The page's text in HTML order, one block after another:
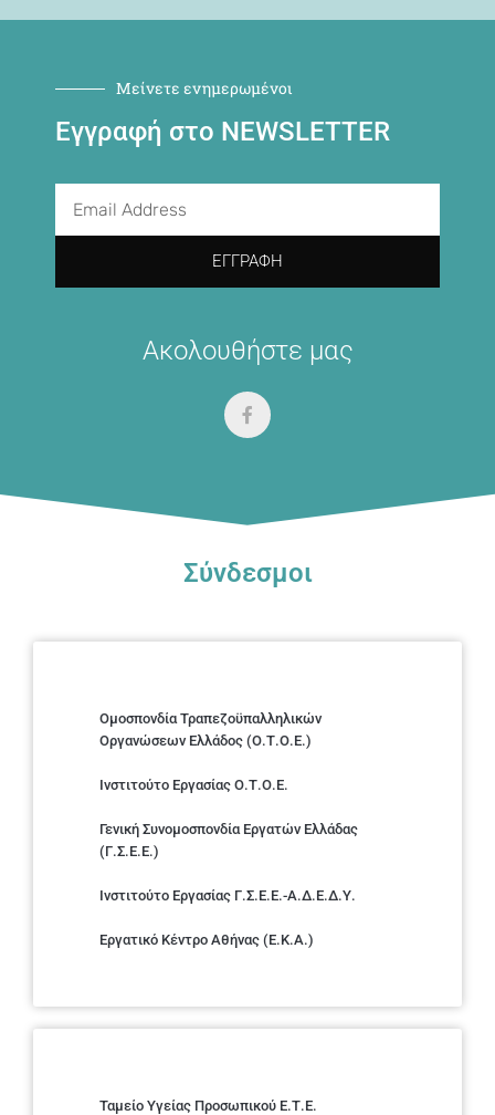
Μείνετε ενημερωμένοι
Εγγραφή στο NEWSLETTER
ΕΓΓΡΑΦΉ
Ακολουθήστε μας
Σύνδεσμοι
Ομοσπονδία Τραπεζοϋπαλληλικών
Οργανώσεων Ελλάδος (Ο.Τ.Ο.Ε.)
Ινστιτούτο Εργασίας Ο.Τ.Ο.Ε.
Γενική Συνομοσπονδία Εργατών Ελλάδας
(Γ.Σ.Ε.Ε.)
Ινστιτούτο Εργασίας Γ.Σ.Ε.Ε.-Α.Δ.Ε.Δ.Υ.
Εργατικό Κέντρο Αθήνας (Ε.Κ.Α.)
Ταμείο Υγείας Προσωπικού Ε.Τ.Ε.